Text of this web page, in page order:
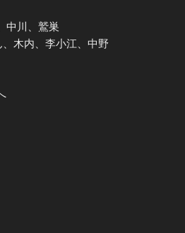
中川、鷲巣
木内、李小江、中野